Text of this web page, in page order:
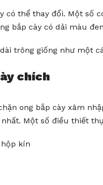
có thể thay đổi. Một số
bắp cày có dải màu
trông giống như một
chích
ong bắp cày xâm
Một số điều thiết
kín